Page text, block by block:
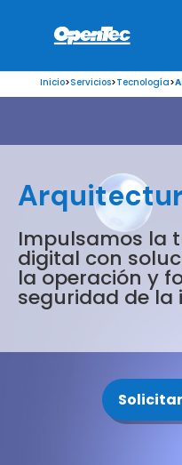
Inicio>Servicios>Tecnología>
Impulsamos la
digital con
la operación y
seguridad de